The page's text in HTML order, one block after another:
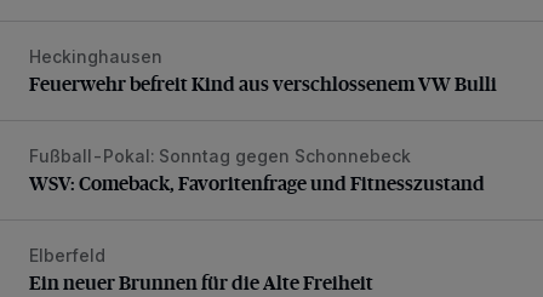
Feuerwehr befreit Kind aus verschlossenem VW Bulli
Heckinghausen
Feuerwehr befreit Kind aus verschlossenem VW Bulli
WSV: Comeback, Favoritenfrage und Fitnesszustand
Fußball-Pokal: Sonntag gegen Schonnebeck
WSV: Comeback, Favoritenfrage und Fitnesszustand
Ein neuer Brunnen für die Alte Freiheit
Elberfeld
Ein neuer Brunnen für die Alte Freiheit